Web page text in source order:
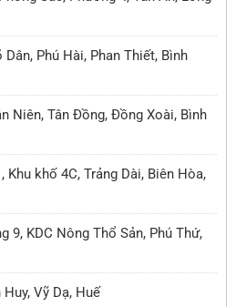
Phú Hài, Phan Thiết, Bình
Niên, Tân Đồng, Đồng Xoài, Bình
khố 4C, Trảng Dài, Biên Hòa,
9, KDC Nông Thổ Sản, Phú Thứ,
Vỹ Dạ, Huế